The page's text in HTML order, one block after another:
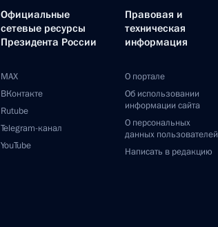
Официальные
сетевые ресурсы
Президента России
MAX
ВКонтакте
Rutube
Telegram-канал
YouTube
Правовая и
техническая
информация
О портале
Об использовании
информации сайта
О персональных
данных пользователей
Написать в редакцию